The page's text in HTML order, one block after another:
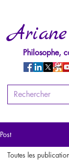
Philosophe,
Post
Toutes les